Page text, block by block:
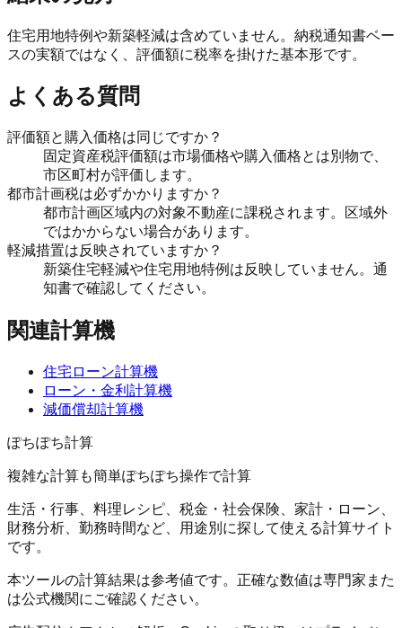
住宅用地特例や新築軽減は含めていません。納税通知書ベー
スの実額ではなく、評価額に税率を掛けた基本形です。
よくある質問
評価額と購入価格は同じですか？
固定資産税評価額は市場価格や購入価格とは別物で、
市区町村が評価します。
都市計画税は必ずかかりますか？
都市計画区域内の対象不動産に課税されます。区域外
ではかからない場合があります。
軽減措置は反映されていますか？
新築住宅軽減や住宅用地特例は反映していません。通
知書で確認してください。
関連計算機
住宅ローン計算機
ローン・金利計算機
減価償却計算機
ぽちぽち計算
複雑な計算も簡単ぽちぽち操作で計算
生活・行事、料理レシピ、税金・社会保険、家計・ローン、
財務分析、勤務時間など、用途別に探して使える計算サイト
です。
本ツールの計算結果は参考値です。正確な数値は専門家また
は公式機関にご確認ください。